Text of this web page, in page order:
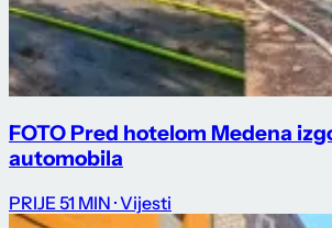
FOTO Pred hotelom Medena
automobila
PRIJE 51 MIN · Vijesti